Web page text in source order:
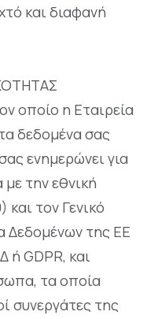
και διαφανή
οποίο η Εταιρεία
δεδομένα σας
ενημερώνει για
την εθνική
τον Γενικό
Δεδομένων της ΕΕ
ή GDPR, και
τα οποία
συνεργάτες της